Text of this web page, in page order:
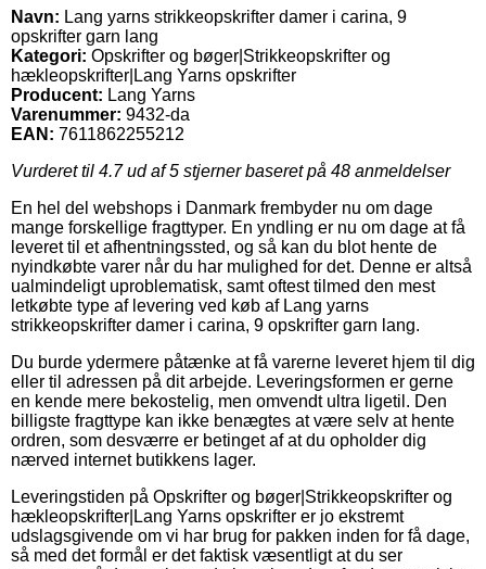
Navn: Lang yarns strikkeopskrifter damer i carina, 9
opskrifter garn lang
Kategori: Opskrifter og bøger|Strikkeopskrifter og
hækleopskrifter|Lang Yarns opskrifter
Producent: Lang Yarns
Varenummer: 9432-da
EAN: 7611862255212
Vurderet til 4.7ud af 5 stjerner baseret på 48 anmeldelser
En hel del webshops i Danmark frembyder nu om dage
mange forskellige fragttyper. En yndling er nu om dage at få
leveret til et afhentningssted, og så kan du blot hente de
nyindkøbte varer når du har mulighed for det. Denne er altså
ualmindeligt uproblematisk, samt oftest tilmed den mest
letkøbte type af levering ved køb af Lang yarns
strikkeopskrifter damer i carina, 9 opskrifter garn lang.
Du burde ydermere påtænke at få varerne leveret hjem til dig
eller til adressen på dit arbejde. Leveringsformen er gerne
en kende mere bekostelig, men omvendt ultra ligetil. Den
billigste fragttype kan ikke benægtes at være selv at hente
ordren, som desværre er betinget af at du opholder dig
nærved internet butikkens lager.
Leveringstiden på Opskrifter og bøger|Strikkeopskrifter og
hækleopskrifter|Lang Yarns opskrifter er jo ekstremt
udslagsgivende om vi har brug for pakken inden for få dage,
så med det formål er det faktisk væsentligt at du ser